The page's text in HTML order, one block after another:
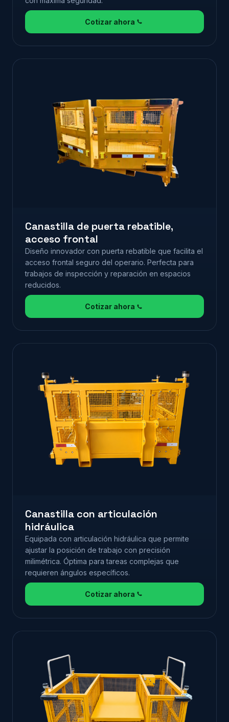
Cotizar ahora
Canastilla de puerta rebatible,
acceso frontal
Diseño innovador con puerta rebatible que facilita el
acceso frontal seguro del operario. Perfecta para
trabajos de inspección y reparación en espacios
reducidos.
Cotizar ahora
Canastilla con articulación
hidráulica
Equipada con articulación hidráulica que permite
ajustar la posición de trabajo con precisión
milimétrica. Óptima para tareas complejas que
requieren ángulos específicos.
Cotizar ahora